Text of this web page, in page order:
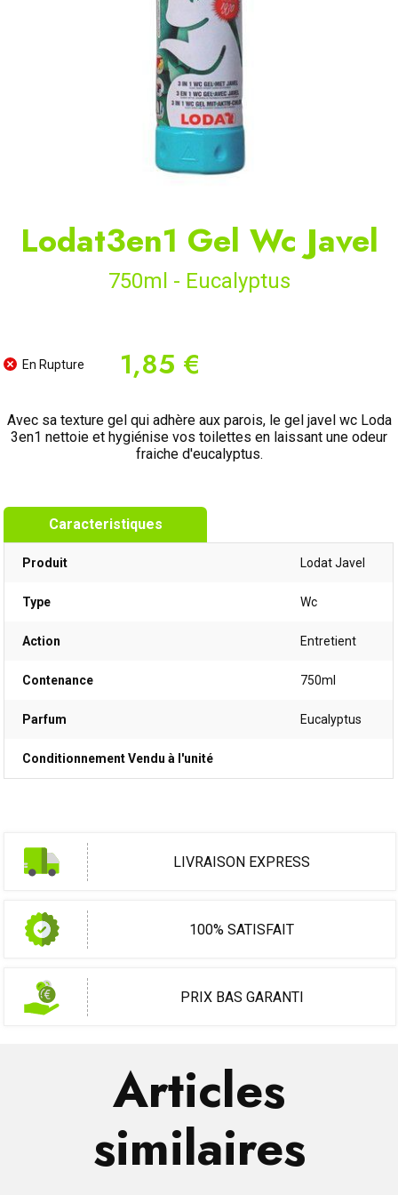
Lodat3en1 Gel Wc Javel
750ml - Eucalyptus
En Rupture 1,85 €
Avec sa texture gel qui adhère aux parois, le gel javel wc Loda
3en1 nettoie et hygiénise vos toilettes en laissant une odeur
fraiche d'eucalyptus.
Caracteristiques
Produit Lodat Javel
Type Wc
Action Entretient
Contenance 750ml
Parfum Eucalyptus
Conditionnement Vendu à l'unité
LIVRAISON EXPRESS
100% SATISFAIT
PRIX BAS GARANTI
Articles
similaires